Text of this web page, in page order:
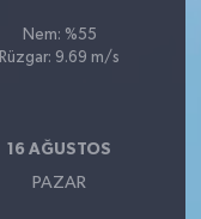
Nem: %55
Rüzgar: 9.69 m/s
16 AĞUSTOS
PAZAR